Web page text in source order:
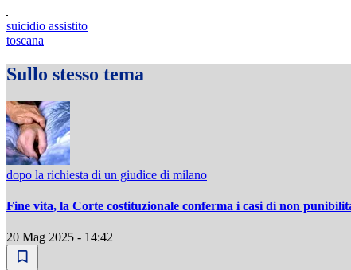
suicidio assistito
toscana
Sullo stesso tema
dopo la richiesta di un giudice di milano
Fine vita, la Corte costituzionale conferma i casi di non
20 Mag 2025 - 14:42